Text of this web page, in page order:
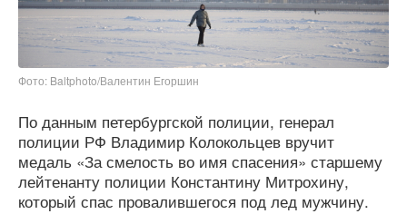
Фото: Baltphoto/Валентин Егоршин
По данным петербургской полиции, генерал
полиции РФ Владимир Колокольцев вручит
медаль «За смелость во имя спасения» старшему
лейтенанту полиции Константину Митрохину,
который спас провалившегося под лед мужчину.